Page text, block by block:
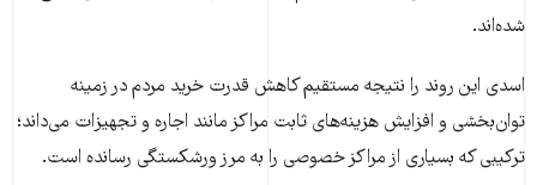
شده‌اند.
اسدی این روند را نتیجه مستقیم کاهش قدرت خرید مردم در زمینه
توان‌بخشی و افزایش هزینه‌های ثابت مراکز مانند اجاره و تجهیزات می‌داند؛
ترکیبی که بسیاری از مراکز خصوصی را به مرز ورشکستگی رسانده است.